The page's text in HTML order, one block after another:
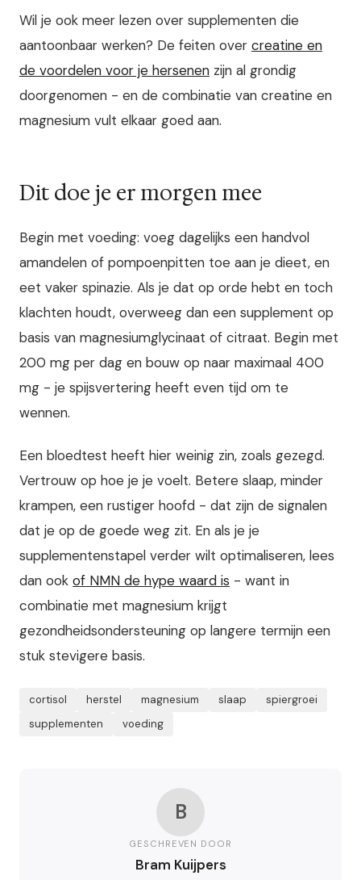
Wil je ook meer lezen over supplementen die
aantoonbaar werken? De feiten over creatine en
de voordelen voor je hersenen zijn al grondig
doorgenomen - en de combinatie van creatine en
magnesium vult elkaar goed aan.
Dit doe je er morgen mee
Begin met voeding: voeg dagelijks een handvol
amandelen of pompoenpitten toe aan je dieet, en
eet vaker spinazie. Als je dat op orde hebt en toch
klachten houdt, overweeg dan een supplement op
basis van magnesiumglycinaat of citraat. Begin met
200 mg per dag en bouw op naar maximaal 400
mg - je spijsvertering heeft even tijd om te
wennen.
Een bloedtest heeft hier weinig zin, zoals gezegd.
Vertrouw op hoe je je voelt. Betere slaap, minder
krampen, een rustiger hoofd - dat zijn de signalen
dat je op de goede weg zit. En als je je
supplementenstapel verder wilt optimaliseren, lees
dan ook of NMN de hype waard is - want in
combinatie met magnesium krijgt
gezondheidsondersteuning op langere termijn een
stuk stevigere basis.
cortisol herstel magnesium slaap
spiergroei
supplementen
voeding
B
GESCHREVEN DOOR
Bram Kuijpers